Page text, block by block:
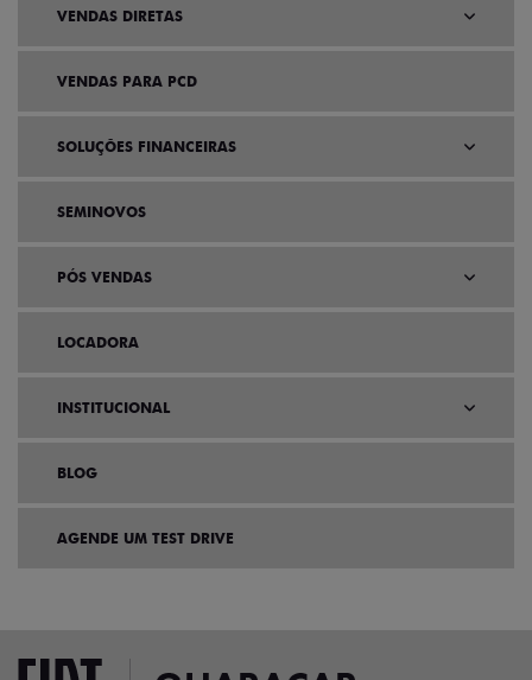
VENDAS DIRETAS
VENDAS PARA PCD
SOLUÇÕES FINANCEIRAS
SEMINOVOS
PÓS VENDAS
LOCADORA
INSTITUCIONAL
BLOG
AGENDE UM TEST DRIVE